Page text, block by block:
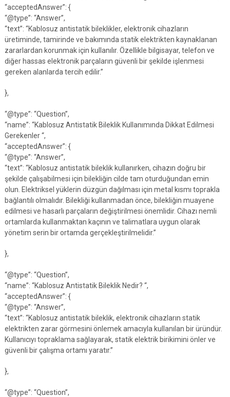
“acceptedAnswer”: {
“@type”: “Answer”,
“text”: “Kablosuz antistatik bileklikler, elektronik cihazların
üretiminde, tamirinde ve bakımında statik elektrikten kaynaklanan
zararlardan korunmak için kullanılır. Özellikle bilgisayar, telefon ve
diğer hassas elektronik parçaların güvenli bir şekilde işlenmesi
gereken alanlarda tercih edilir.”
},
“@type”: “Question”,
“name”: “Kablosuz Antistatik Bileklik Kullanımında Dikkat Edilmesi
Gerekenler “,
“acceptedAnswer”: {
“@type”: “Answer”,
“text”: “Kablosuz antistatik bileklik kullanırken, cihazın doğru bir
şekilde çalışabilmesi için bilekliğin cilde tam oturduğundan emin
olun. Elektriksel yüklerin düzgün dağılması için metal kısmı toprakla
bağlantılı olmalıdır. Bilekliği kullanmadan önce, bilekliğin muayene
edilmesi ve hasarlı parçaların değiştirilmesi önemlidir. Cihazı nemli
ortamlarda kullanmaktan kaçının ve talimatlara uygun olarak
yönetim serin bir ortamda gerçekleştirilmelidir.”
},
“@type”: “Question”,
“name”: “Kablosuz Antistatik Bileklik Nedir? “,
“acceptedAnswer”: {
“@type”: “Answer”,
“text”: “Kablosuz antistatik bileklik, elektronik cihazların statik
elektrikten zarar görmesini önlemek amacıyla kullanılan bir üründür.
Kullanıcıyı topraklama sağlayarak, statik elektrik birikimini önler ve
güvenli bir çalışma ortamı yaratır.”
},
“@type”: “Question”,